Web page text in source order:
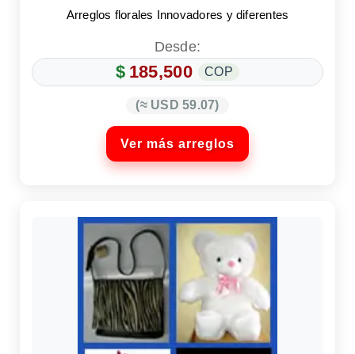
Arreglos florales Innovadores y diferentes
Desde:
$ 185,500 COP
(≈ USD 59.07)
Ver más arreglos